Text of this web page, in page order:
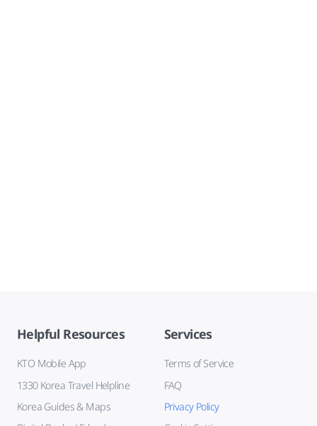
Helpful Resources
KTO Mobile App
1330 Korea Travel Helpline
Korea Guides & Maps
Services
Terms of Service
FAQ
Privacy Policy